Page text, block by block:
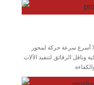
أسرع سرعة حركة لمحور X/Z تصل إلى 36 م/دقيقة (وضعنا 30 م/دقيقة في
وناقل الرقائق لتنفيذ الآلات